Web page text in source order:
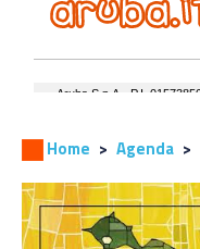
Home Agenda